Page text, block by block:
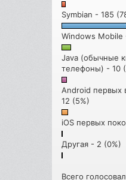
Symbian - 185
Windows Mobile
Java (обычные
телефоны) - 10
Android первых
12 (5%)
iOS первых
Другая - 2 (0%)
Всего